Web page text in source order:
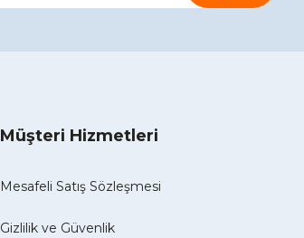
Müşteri Hizmetleri
Mesafeli Satış Sözleşmesi
Gizlilik ve Güvenlik